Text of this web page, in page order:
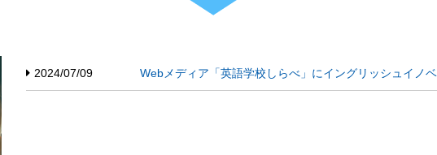
2024/07/09 Webメディア「英語学校しらべ」にイングリッシュイノ